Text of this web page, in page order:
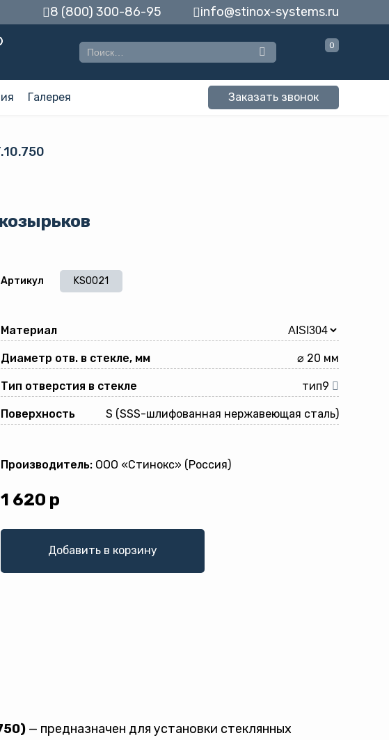
info@stinox-systems.ru
8 (800) 300-86-95
0
Галерея Заказать звонок
Артикул KS0021
Материал
Диаметр отв. в стекле, мм ⌀ 20 мм
Тип отверстия в стекле тип9
Поверхность S (SSS-шлифованная нержавеющая сталь)
Производитель: ООО «Стинокс» (Россия)
1 620 р
Добавить в корзину
— предназначен для установки стеклянных